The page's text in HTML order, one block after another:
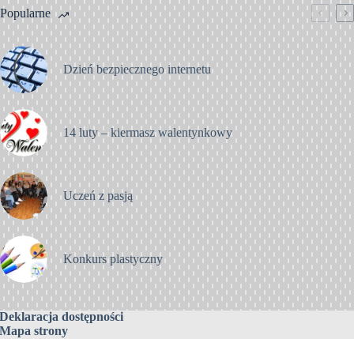
Popularne
Dzień bezpiecznego internetu
14 luty – kiermasz walentynkowy
Uczeń z pasją
Konkurs plastyczny
Deklaracja dostępności
Mapa strony